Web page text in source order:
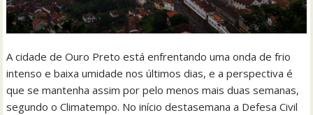
A cidade de Ouro Preto está enfrentando uma onda de frio
intenso e baixa umidade nos últimos dias, e a perspectiva é
que se mantenha assim por pelo menos mais duas semanas,
segundo o Climatempo. No início destasemana a Defesa Civil